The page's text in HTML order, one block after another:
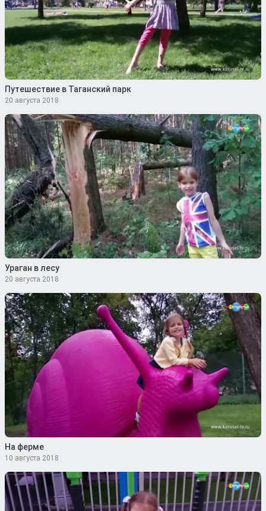
Путешествие в Таганский парк
20 августа 2018
Ураган в лесу
20 августа 2018
На ферме
10 августа 2018